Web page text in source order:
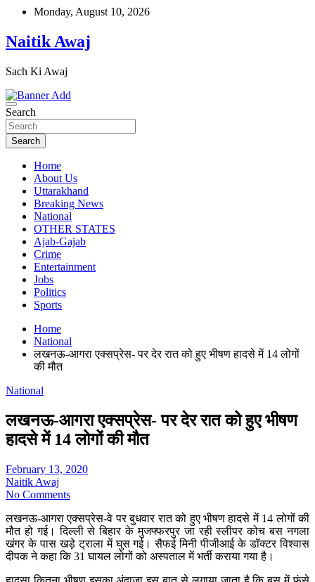
Skip
content
Monday, August 10, 2026
Naitik Awaj
Sach Ki Awaj
Search
Search
Home
About Us
Uttarakhand
Breaking News
National
OTHER STATES
Ajab-Gajab
Crime
Entertainment
Jobs
Politics
Sports
Home
National
लखनऊ-आगरा एक्सप्रेस- पर देर रात को हुए भीषण हादसे में 14 लोगों
की मौत
National
लखनऊ-आगरा एक्सप्रेस- पर देर रात को हुए भीषण
हादसे में 14 लोगों की मौत
February 13, 2020
Naitik Awaj
No Comments
लखनऊ-आगरा एक्सप्रेस-वे पर बुधवार रात को हुए भीषण हादसे में 14 लोगों की
मौत हो गई। दिल्ली से बिहार के मुजफ्फरपुर जा रही स्लीपर कोच बस नगला
खंगर के पास खड़े ट्राला में घुस गई। सैफई मिनी पीजीआई के डॉक्टर विश्वास
दीपक ने कहा कि 31 घायल लोगों को अस्पताल में भर्ती कराया गया है।